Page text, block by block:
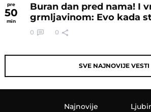
pre
50
min
Buran dan pred nama! I
grmljavinom: Evo kada
0 0
SVE NAJNOVIJE VESTI
Najnovije